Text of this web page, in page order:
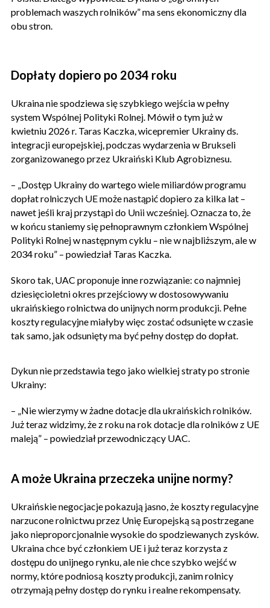
problemach waszych rolników” ma sens ekonomiczny dla
obu stron.
Dopłaty dopiero po 2034 roku
Ukraina nie spodziewa się szybkiego wejścia w pełny
system Wspólnej Polityki Rolnej. Mówił o tym już w
kwietniu 2026 r. Taras Kaczka, wicepremier Ukrainy ds.
integracji europejskiej, podczas wydarzenia w Brukseli
zorganizowanego przez Ukraiński Klub Agrobiznesu.
– „Dostęp Ukrainy do wartego wiele miliardów programu
dopłat rolniczych UE może nastąpić dopiero za kilka lat –
nawet jeśli kraj przystąpi do Unii wcześniej. Oznacza to, że
w końcu staniemy się pełnoprawnym członkiem Wspólnej
Polityki Rolnej w następnym cyklu – nie w najbliższym, ale w
2034 roku” – powiedział Taras Kaczka.
Skoro tak, UAC proponuje inne rozwiązanie: co najmniej
dziesięcioletni okres przejściowy w dostosowywaniu
ukraińskiego rolnictwa do unijnych norm produkcji. Pełne
koszty regulacyjne miałyby więc zostać odsunięte w czasie
tak samo, jak odsunięty ma być pełny dostęp do dopłat.
Dykun nie przedstawia tego jako wielkiej straty po stronie
Ukrainy:
– „Nie wierzymy w żadne dotacje dla ukraińskich rolników.
Już teraz widzimy, że z roku na rok dotacje dla rolników z UE
maleją” – powiedział przewodniczący UAC.
A może Ukraina przeczeka unijne normy?
Ukraińskie negocjacje pokazują jasno, że koszty regulacyjne
narzucone rolnictwu przez Unię Europejską są postrzegane
jako nieproporcjonalnie wysokie do spodziewanych zysków.
Ukraina chce być członkiem UE i już teraz korzysta z
dostępu do unijnego rynku, ale nie chce szybko wejść w
normy, które podniosą koszty produkcji, zanim rolnicy
otrzymają pełny dostęp do rynku i realne rekompensaty.